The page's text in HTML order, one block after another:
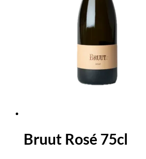
Bruut Rosé 75cl